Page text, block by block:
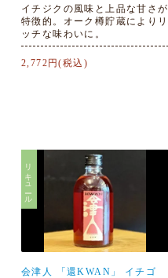
イチジクの風味と上品な甘さが
特徴的。オーク樽貯蔵によりリ
ッチな味わいに。
2,772円(税込)
リキュール
会津人 「還KWAN」 イチゴ